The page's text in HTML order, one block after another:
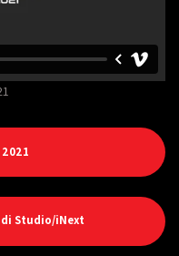
Studio/iNext